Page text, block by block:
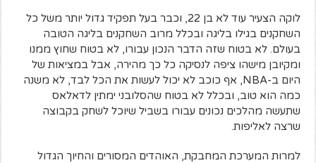
לוקה הצעיר עוד לא בן 22, וכבר בעל תפקיד גדול יותר משל כל
השחקנים בגילו בליגה ובכלל מרוב השחקנים בליגה הטובה
בעולם. לא בטוח שזה הדבר הנכון עבורו, לא בטוח שחוץ ממנו
ומקיובן מישהו ציפה לנסיקה כל כך מהירה, אבל במציאות של
היום ב-NBA, אף כוכב לא יכול לעשות את הכל לבד, לא משנה
כמה הוא טוב, ובכלל לא בטוח שהסלובני ימתין לדאלאס
שתעשה מהלכים נכונים עבורו בשביל שיוכל לשחק בקבוצה
שרצה לאליפות.
למרות המערכת המחבקת, האוהדים המסורים והחיוך הגדול